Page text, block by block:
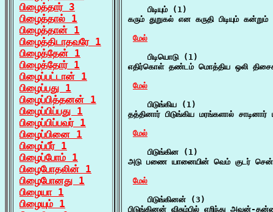
பிழைத்தார் 3
பிழைத்தால் 1
பிழைத்தான் 1
பிழைத்திடாதவரே 1
பிழைத்தேன் 1
பிழைத்தோர் 1
பிழைப்பட்டான் 1
பிழைப்பது 1
பிழைப்பித்தனன் 1
பிழைப்பிப்பது 1
பிழைப்பிப்பவர் 1
பிழைப்பினை 1
பிழைப்பீர் 1
பிழைப்போம் 1
பிழைபோதலின் 1
பிழைபோனது 1
பிழையா 1
பிழையும் 1
    பிடியும் (1)
கரும் துறுகல் என கருதி பிடியும்
மேல்
    பிடியொடு (1)
எதிர்கொள் தண்டம் மொத்திய ஒலி
மேல்
    பிடுங்கிய (1)
தத்தினார் பிடுங்கிய மரங்களால்
மேல்
    பிடுங்கின (1)
அடு பணை யானையின் வெம் குடர்
மேல்
    பிடுங்கினன் (3)
பிடுங்கினன் விசும்பில் எறிந்து